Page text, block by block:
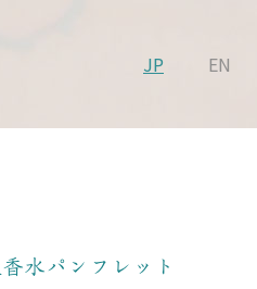
JP EN
水パンフレット